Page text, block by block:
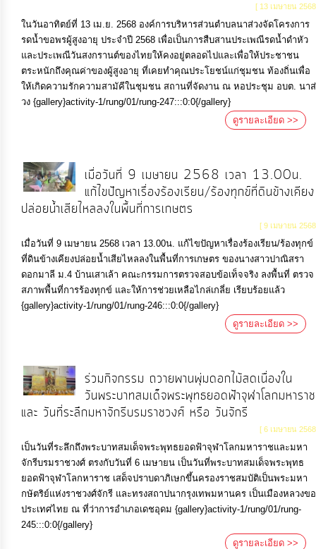
[ 13 เมษายน
ในวันอาทิตย์ที่ 13 เม.ย. 2568 องค์การบริหารส่วนตำบลนาส่วงจัดโครงการ
รดน้ำขอพรผู้สูงอายุ ประจำปี 2568 เพื่อเป็นการสืบสานประเพณีรดน้ำดำหัว
และประเพณีวันสงกรานต์ของไทยให้คงอยู่ตลอดไปและเพื่อให้ประชาชน
ตระหนักถึงคุณค่าของผู้สูงอายุ ที่เคยทำคุณประโยชน์แก่ชุมชน ท้องถิ่นเพื่อ
ให้เกิดความรักความสามัคีในชุมชน สถานที่จัดงาน ณ หอประชุม อบต. นาส่
วง {gallery}activity-1/rung/01/rung-247:::0:0{/gallery}
ดูรายละเอียด >>
เมื่อวันที่ 9 เมษายน 2568 เวลา 13.00น.
แก้ไขปัญหาเรื่องร้องเรียน/ร้องทุกข์ที่ดินข้างเคียง
ปล่อยน้ำเสียไหลลงในพื้นที่การเกษตร
[ 9 เมษายน
เมื่อวันที่ 9 เมษายน 2568 เวลา 13.00น. แก้ไขปัญหาเรื่องร้องเรียน/ร้องทุกข์
ที่ดินข้างเคียงปล่อยน้ำเสียไหลลงในพื้นที่การเกษตร ของนางสาวปาณิสรา
ดอกมาลี ม.4 บ้านเสาเล้า คณะกรรมการตรวจสอบข้อเท็จจริง ลงพื้นที่ ตรวจ
สภาพพื้นที่การร้องทุกข์ และให้การช่วยเหลือไกล่เกลี่ย เรียบร้อยแล้ว
{gallery}activity-1/rung/01/rung-246:::0:0{/gallery}
ดูรายละเอียด >>
ร่วมกิจกรรม ถวายพานพุ่มดอกไม้สดเนื่องใน
วันพระบาทสมเด็จพระพุทธยอดฟ้าจุฬาโลกมหาราช
และ วันที่ระลึกมหาจักรีบรมราชวงศ์ หรือ วันจักรี
[ 6 เมษายน
เป็นวันที่ระลึกถึงพระบาทสมเด็จพระพุทธยอดฟ้าจุฬาโลกมหาราชและมหา
จักรีบรมราชวงศ์ ตรงกับวันที่ 6 เมษายน เป็นวันที่พระบาทสมเด็จพระพุทธ
ยอดฟ้าจุฬาโลกหาราช เสด็จปราบดาภิเษกขึ้นครองราชสมบัติเป็นพระมหา
กษัตริย์แห่งราชวงศ์จักรี และทรงสถาปนากรุงเทพมหานคร เป็นเมืองหลวงข
ประเทศไทย ณ ที่ว่าการอำเภอเดชอุดม {gallery}activity-1/rung/01/rung-
245:::0:0{/gallery}
ดูรายละเอียด >>